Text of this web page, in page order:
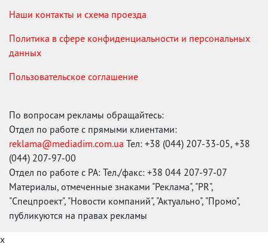
Наши контакты и схема проезда
Политика в сфере конфиденциальности и персональных
данных
Пользовательское соглашение
По вопросам рекламы обращайтесь:
Отдел по работе с прямыми клиентами:
reklama@mediadim.com.ua Тел: +38 (044) 207-33-05, +38
(044) 207-97-00
Отдел по работе с РА: Тел./факс: +38 044 207-97-07
Материалы, отмеченные знаками "Реклама", "PR",
"Спецпроект", "Новости компаний", "Актуально", "Промо",
публикуются на правах рекламы
x